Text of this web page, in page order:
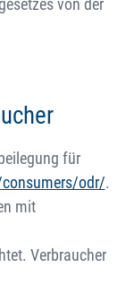
von der
für
odr/.
mit
Verbraucher